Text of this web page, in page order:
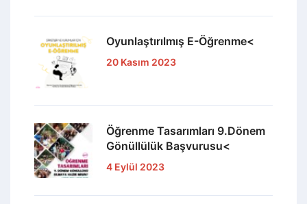
Oyunlaştırılmış E-Öğrenme<
20 Kasım 2023
Öğrenme Tasarımları 9.Dönem
Gönüllülük Başvurusu<
4 Eylül 2023